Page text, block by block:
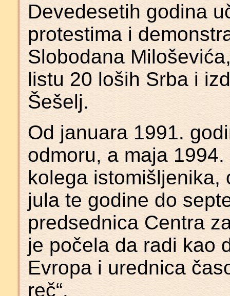
Devedesetih godina
protestima i
Slobodana
listu 20 loših Srba i
Šešelj.
Od januara 1991.
odmoru, a maja
kolega istomišljenika,
jula te godine do
predsednica Centra
je počela da radi kao
Evropa i urednica
reč“.